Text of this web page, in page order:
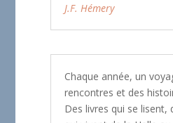
J.F. Hémery
Chaque année, un
rencontres et des
Des livres qui se lisent,